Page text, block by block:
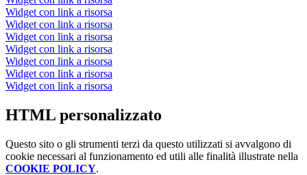
Widget con link a risorsa
Widget con link a risorsa
Widget con link a risorsa
Widget con link a risorsa
Widget con link a risorsa
Widget con link a risorsa
Widget con link a risorsa
HTML personalizzato
Questo sito o gli strumenti terzi da questo utilizzati si avvalgono di
cookie necessari al funzionamento ed utili alle finalità illustrate nella
COOKIE POLICY.